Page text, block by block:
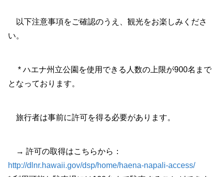
以下注意事項をご確認のうえ、観光をお楽しみくださ
い。
* ハエナ州立公園を使用できる人数の上限が900名まで
となっております。
旅行者は事前に許可を得る必要があります。
→ 許可の取得はこちらから：
http://dlnr.hawaii.gov/dsp/home/haena-napali-access/